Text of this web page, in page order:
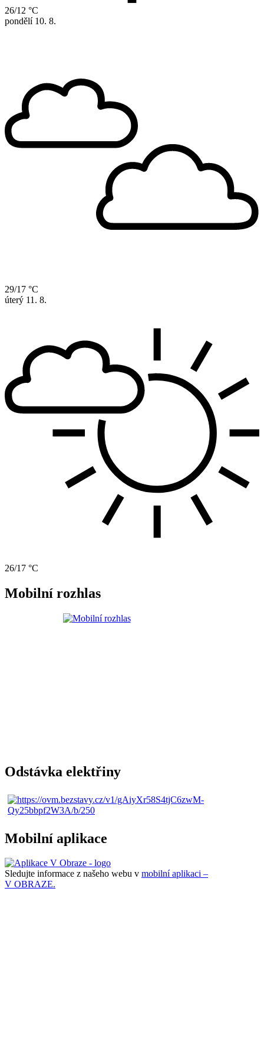
26/12 °C
pondělí 10. 8.
29/17 °C
úterý 11. 8.
26/17 °C
Mobilní rozhlas
Odstávka elektřiny
Mobilní aplikace
Sledujte informace z našeho webu v mobilní aplikaci –
V OBRAZE.